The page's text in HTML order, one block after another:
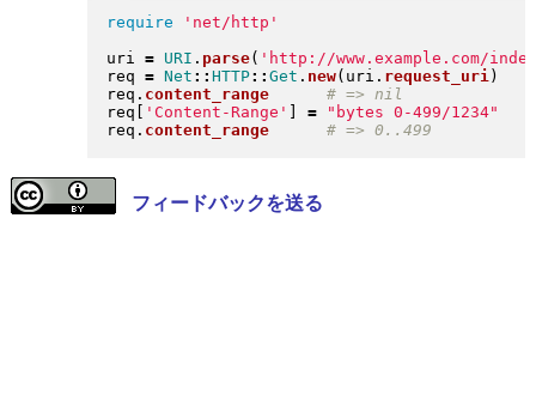
require
'net/http'
uri = URI . parse( 'http://www.example.com/
req = Net :: HTTP:: Get . new( uri . request_uri)
req . content_range
req
'Content-Range' = " bytes 0-499/1234"
req . content_range
フィードバックを送る